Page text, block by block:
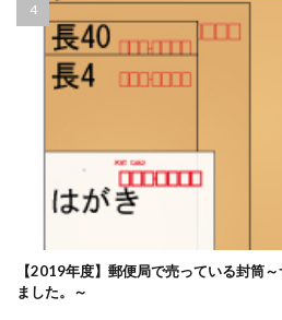
【2019年度】郵便局で売っている封筒
ました。～